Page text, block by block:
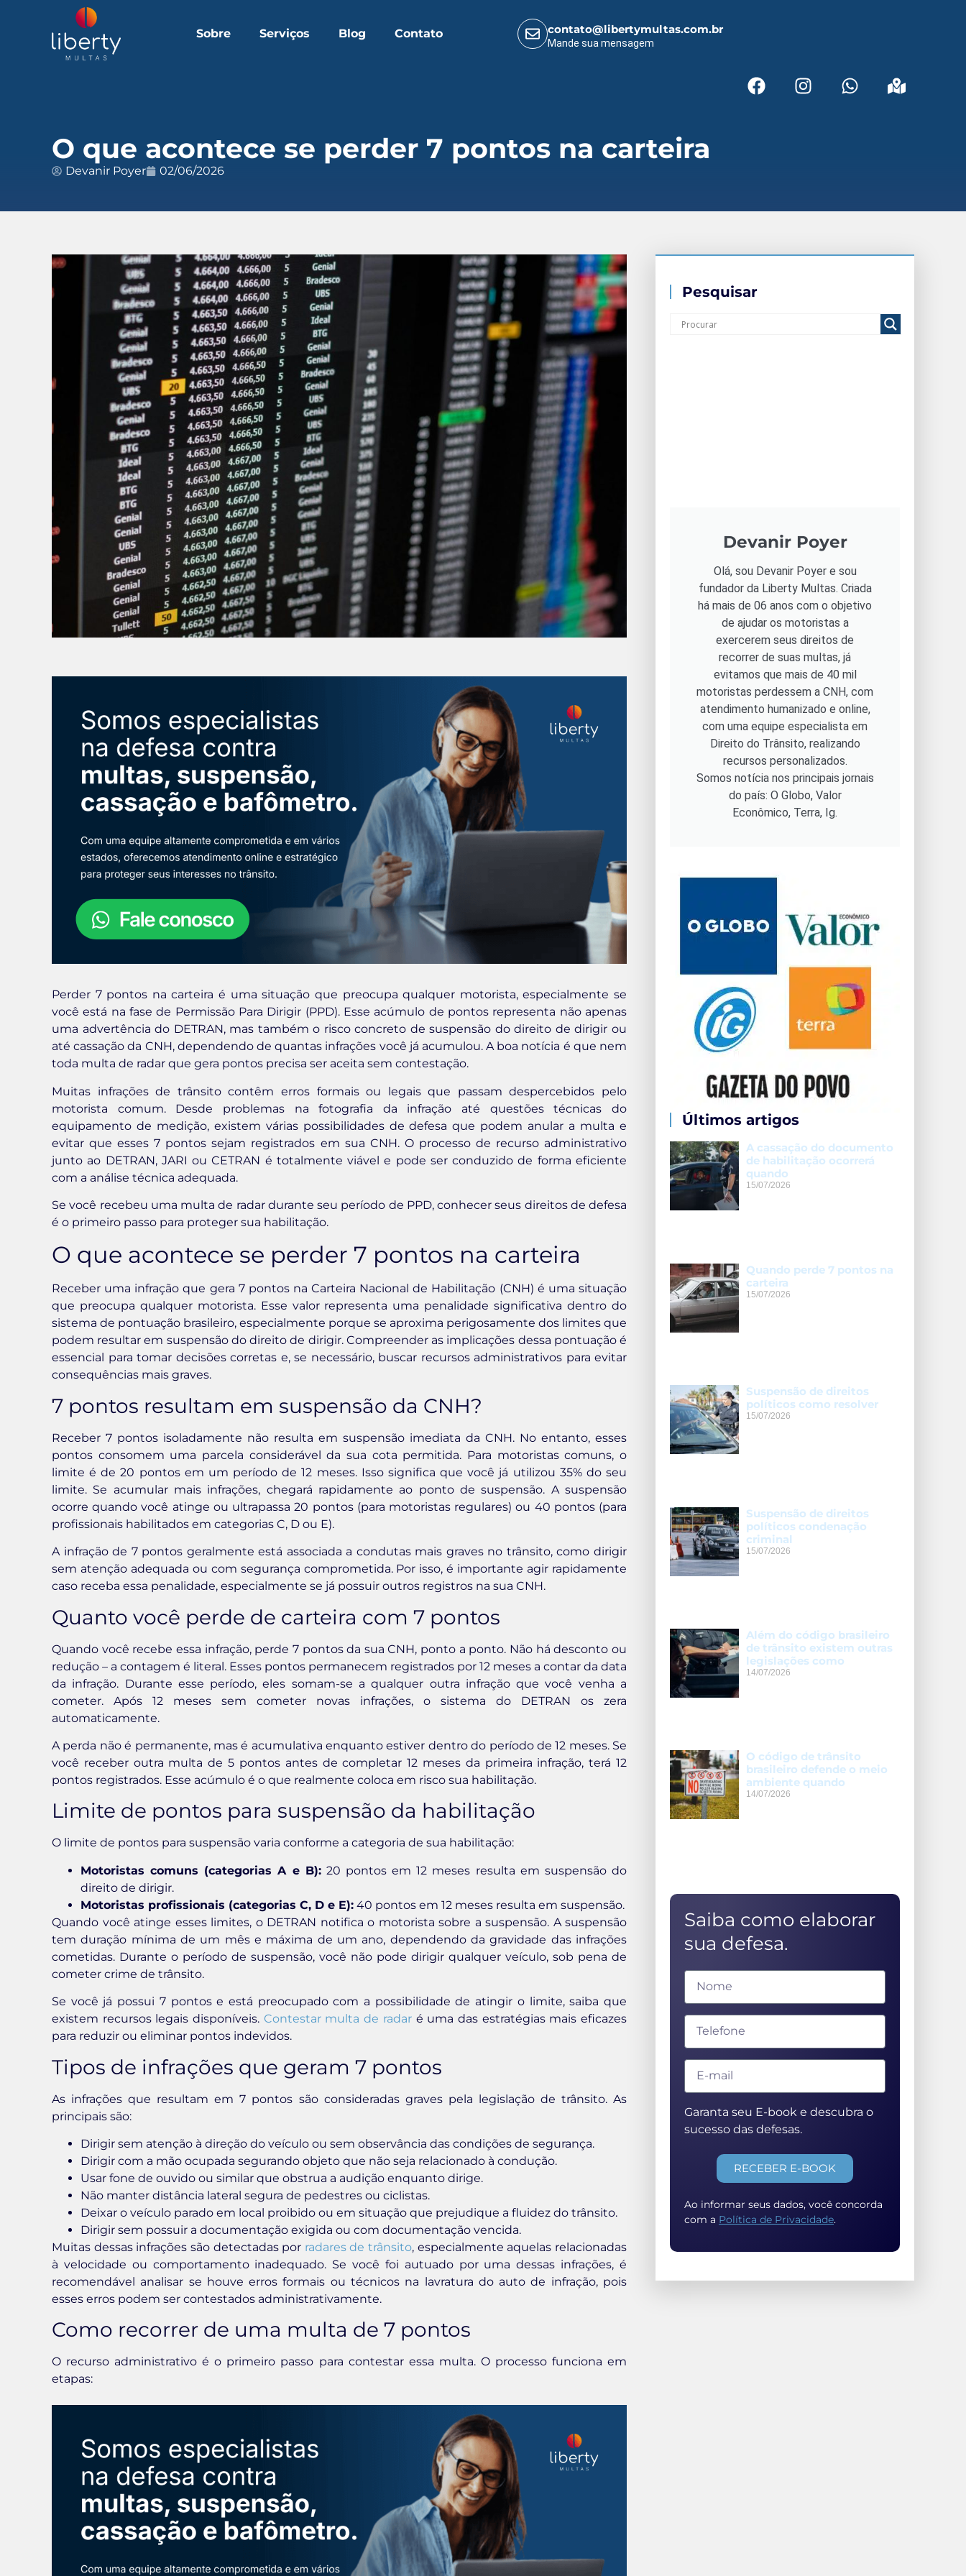
Sobre Serviços Blog Contato contato@libertymultas.com.br
Mande sua mensagem
O que acontece se perder 7 pontos na carteira
Devanir Poyer 02/06/2026
Perder 7 pontos na carteira é uma situação que preocupa qualquer motorista, especialmente se
você está na fase de Permissão Para Dirigir (PPD). Esse acúmulo de pontos representa não apenas
uma advertência do DETRAN, mas também o risco concreto de suspensão do direito de dirigir ou
até cassação da CNH, dependendo de quantas infrações você já acumulou. A boa notícia é que nem
toda multa de radar que gera pontos precisa ser aceita sem contestação.
Muitas infrações de trânsito contêm erros formais ou legais que passam despercebidos pelo
motorista comum. Desde problemas na fotografia da infração até questões técnicas do
equipamento de medição, existem várias possibilidades de defesa que podem anular a multa e
evitar que esses 7 pontos sejam registrados em sua CNH. O processo de recurso administrativo
junto ao DETRAN, JARI ou CETRAN é totalmente viável e pode ser conduzido de forma eficiente
com a análise técnica adequada.
Se você recebeu uma multa de radar durante seu período de PPD, conhecer seus direitos de defesa
é o primeiro passo para proteger sua habilitação.
O que acontece se perder 7 pontos na carteira
Receber uma infração que gera 7 pontos na Carteira Nacional de Habilitação (CNH) é uma situação
que preocupa qualquer motorista. Esse valor representa uma penalidade significativa dentro do
sistema de pontuação brasileiro, especialmente porque se aproxima perigosamente dos limites que
podem resultar em suspensão do direito de dirigir. Compreender as implicações dessa pontuação é
essencial para tomar decisões corretas e, se necessário, buscar recursos administrativos para evitar
consequências mais graves.
7 pontos resultam em suspensão da CNH?
Receber 7 pontos isoladamente não resulta em suspensão imediata da CNH. No entanto, esses
pontos consomem uma parcela considerável da sua cota permitida. Para motoristas comuns, o
limite é de 20 pontos em um período de 12 meses. Isso significa que você já utilizou 35% do seu
limite. Se acumular mais infrações, chegará rapidamente ao ponto de suspensão. A suspensão
ocorre quando você atinge ou ultrapassa 20 pontos (para motoristas regulares) ou 40 pontos (para
profissionais habilitados em categorias C, D ou E).
A infração de 7 pontos geralmente está associada a condutas mais graves no trânsito, como dirigir
sem atenção adequada ou com segurança comprometida. Por isso, é importante agir rapidamente
caso receba essa penalidade, especialmente se já possuir outros registros na sua CNH.
Quanto você perde de carteira com 7 pontos
Quando você recebe essa infração, perde 7 pontos da sua CNH, ponto a ponto. Não há desconto ou
redução – a contagem é literal. Esses pontos permanecem registrados por 12 meses a contar da data
da infração. Durante esse período, eles somam-se a qualquer outra infração que você venha a
cometer. Após 12 meses sem cometer novas infrações, o sistema do DETRAN os zera
automaticamente.
A perda não é permanente, mas é acumulativa enquanto estiver dentro do período de 12 meses. Se
você receber outra multa de 5 pontos antes de completar 12 meses da primeira infração, terá 12
pontos registrados. Esse acúmulo é o que realmente coloca em risco sua habilitação.
Limite de pontos para suspensão da habilitação
O limite de pontos para suspensão varia conforme a categoria de sua habilitação:
Motoristas comuns (categorias A e B):20 pontos em 12 meses resulta em suspensão do
direito de dirigir.
Motoristas profissionais (categorias C, D e E): 40 pontos em 12 meses resulta em suspensão.
Quando você atinge esses limites, o DETRAN notifica o motorista sobre a suspensão. A suspensão
tem duração mínima de um mês e máxima de um ano, dependendo da gravidade das infrações
cometidas. Durante o período de suspensão, você não pode dirigir qualquer veículo, sob pena de
cometer crime de trânsito.
Se você já possui 7 pontos e está preocupado com a possibilidade de atingir o limite, saiba que
existem recursos legais disponíveis. Contestar multa de radaré uma das estratégias mais eficazes
para reduzir ou eliminar pontos indevidos.
Tipos de infrações que geram 7 pontos
As infrações que resultam em 7 pontos são consideradas graves pela legislação de trânsito. As
principais são:
Dirigir sem atenção à direção do veículo ou sem observância das condições de segurança.
Dirigir com a mão ocupada segurando objeto que não seja relacionado à condução.
Usar fone de ouvido ou similar que obstrua a audição enquanto dirige.
Não manter distância lateral segura de pedestres ou ciclistas.
Deixar o veículo parado em local proibido ou em situação que prejudique a fluidez do trânsito.
Dirigir sem possuir a documentação exigida ou com documentação vencida.
Muitas dessas infrações são detectadas por radares de trânsito, especialmente aquelas relacionadas
à velocidade ou comportamento inadequado. Se você foi autuado por uma dessas infrações, é
recomendável analisar se houve erros formais ou técnicos na lavratura do auto de infração, pois
esses erros podem ser contestados administrativamente.
Como recorrer de uma multa de 7 pontos
O recurso administrativo é o primeiro passo para contestar essa multa. O processo funciona em
etapas:
Pesquisar
Devanir Poyer
Olá, sou Devanir Poyer e sou
fundador da Liberty Multas. Criada
há mais de 06 anos com o objetivo
de ajudar os motoristas a
exercerem seus direitos de
recorrer de suas multas, já
evitamos que mais de 40 mil
motoristas perdessem a CNH, com
atendimento humanizado e online,
com uma equipe especialista em
Direito do Trânsito, realizando
recursos personalizados.
Somos notícia nos principais jornais
do país: O Globo, Valor
Econômico, Terra, Ig.
Últimos artigos
A cassação do documento
de habilitação ocorrerá
quando
15/07/2026
Quando perde 7 pontos na
carteira
15/07/2026
Suspensão de direitos
políticos como resolver
15/07/2026
Suspensão de direitos
políticos condenação
criminal
15/07/2026
Além do código brasileiro
de trânsito existem outras
legislações como
14/07/2026
O código de trânsito
brasileiro defende o meio
ambiente quando
14/07/2026
Saiba como elaborar
sua defesa.
Garanta seu E-book e descubra o
sucesso das defesas.
RECEBER E-BOOK
Ao informar seus dados, você concorda
com a Política de Privacidade.